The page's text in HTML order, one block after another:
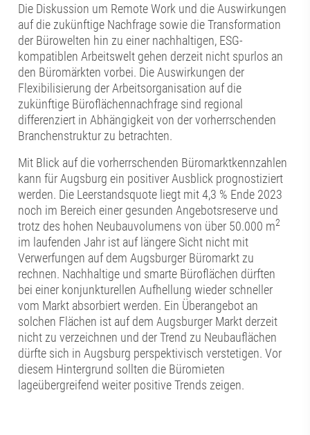
Die Diskussion um Remote Work und die Auswirkungen
auf die zukünftige Nachfrage sowie die Transformation
der Bürowelten hin zu einer nachhaltigen, ESG-
kompatiblen Arbeitswelt gehen derzeit nicht spurlos an
den Büromärkten vorbei. Die Auswirkungen der
Flexibilisierung der Arbeitsorganisation auf die
zukünftige Büroflächennachfrage sind regional
differenziert in Abhängigkeit von der vorherrschenden
Branchenstruktur zu betrachten.
Mit Blick auf die vorherrschenden Büromarktkennzahlen
kann für Augsburg ein positiver Ausblick prognostiziert
werden. Die Leerstandsquote liegt mit 4,3 % Ende 2023
noch im Bereich einer gesunden Angebotsreserve und
trotz des hohen Neubauvolumens von über 50.000 m2
im laufenden Jahr ist auf längere Sicht nicht mit
Verwerfungen auf dem Augsburger Büromarkt zu
rechnen. Nachhaltige und smarte Büroflächen dürften
bei einer konjunkturellen Aufhellung wieder schneller
vom Markt absorbiert werden. Ein Überangebot an
solchen Flächen ist auf dem Augsburger Markt derzeit
nicht zu verzeichnen und der Trend zu Neubauflächen
dürfte sich in Augsburg perspektivisch verstetigen. Vor
diesem Hintergrund sollten die Büromieten
lageübergreifend weiter positive Trends zeigen.